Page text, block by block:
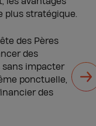
plus stratégique.
des Pères
des
sans impacter
ponctuelle,
des